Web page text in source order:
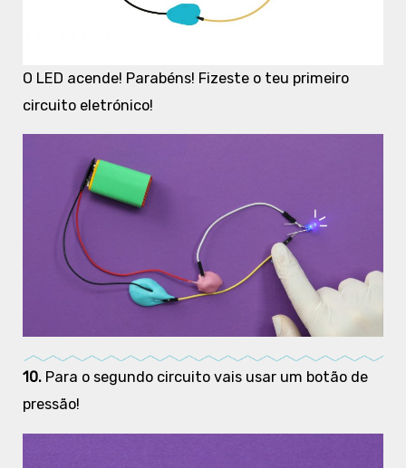
O LED acende! Parabéns! Fizeste o teu primeiro
circuito eletrónico!
10. Para o segundo circuito vais usar um botão de
pressão!